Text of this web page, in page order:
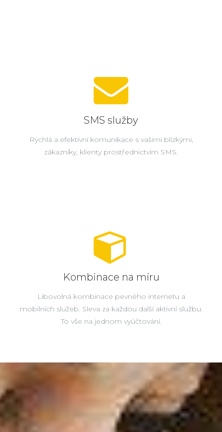
SMS služby
Rychlá a efektivní komunikace s vašimi blízkými,
zákazníky, klienty prostřednictvím SMS.
Kombinace na míru
Libovolná kombinace pevného internetu a
mobilních služeb. Sleva za každou další aktivní službu.
To vše na jednom vyúčtování.